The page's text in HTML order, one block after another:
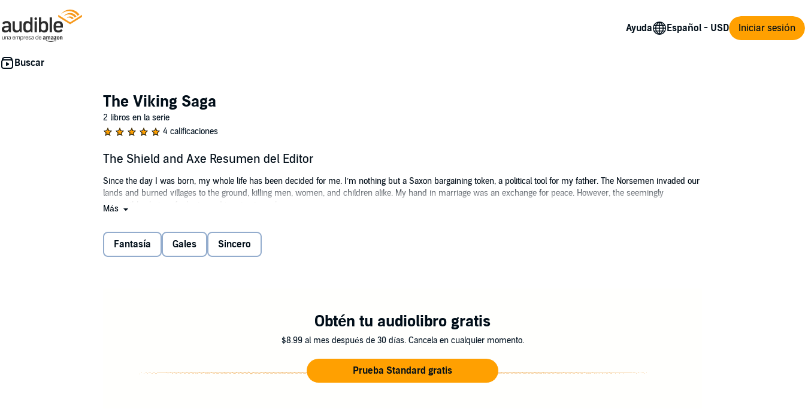
Ayuda Iniciar sesión
The Viking Saga
2 libros en la serie
4 calificaciones
The Shield and Axe Resumen del Editor
Since the day I was born, my whole life has been decided for me. I’m nothing but a Saxon bargaining token, a political tool for my father. The Norsemen invaded our
lands and burned villages to the ground, killing men, women, and children alike. My hand in marriage was an exchange for peace. However, the seemingly
impossible choice of who to wed is mine to make.
safety amongst their people, I must make my choice. Will it be the charming, but dangerous warrior? Or the serious and loyal son of the Jarl? My life is turned
upside down as my past and my future worlds collide.
Más
Fantasía Gales Sincero
Obtén tu audiolibro gratis
$8.99 al mes después de 30 días. Cancela en cualquier momento.
Prueba Standard gratis